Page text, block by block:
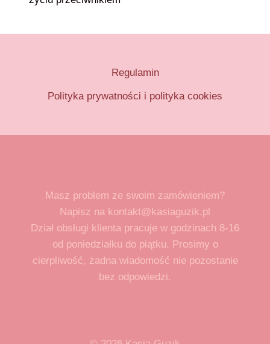
Regulamin
Polityka prywatności i polityka cookies
Masz problem ze swoim zamówieniem?
Napisz na kontakt@kasiaguzik.pl
Dział obsługi klienta pracuje w godzinach 8-16
od poniedziałku do piątku. Prosimy o
cierpliwość, żadna wiadomość nie pozostanie
bez odpowiedzi.